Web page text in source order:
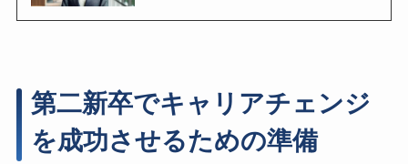
第二新卒でキャリアチェンジ
を成功させるための準備